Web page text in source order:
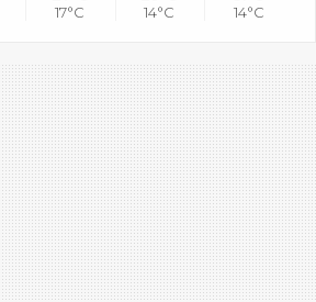
17°C
14°C
14°C